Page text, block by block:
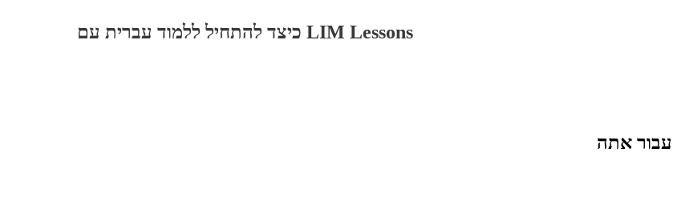
כיצד להתחיל ללמוד עברית עם LIM Lessons
אתה